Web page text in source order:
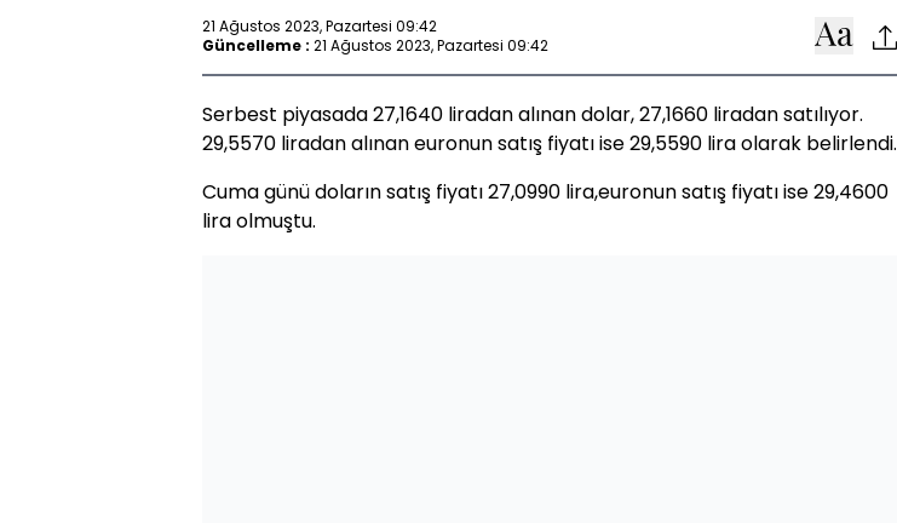
21 Ağustos 2023, Pazartesi 09:42
Güncelleme : 21 Ağustos 2023, Pazartesi 09:42
Serbest piyasada 27,1640 liradan alınan dolar, 27,1660 liradan satılıyor.
29,5570 liradan alınan euronun satış fiyatı ise 29,5590 lira olarak belirlendi.
Cuma günü doların satış fiyatı 27,0990 lira,euronun satış fiyatı ise 29,4600
lira olmuştu.